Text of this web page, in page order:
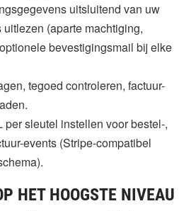
uitsluitend van uw
(aparte machtiging,
bevestigingsmail bij elke
tegoed controleren, factuur-
per sleutel instellen voor bestel-,
events (Stripe-compatibel
HET HOOGSTE NIVEAU